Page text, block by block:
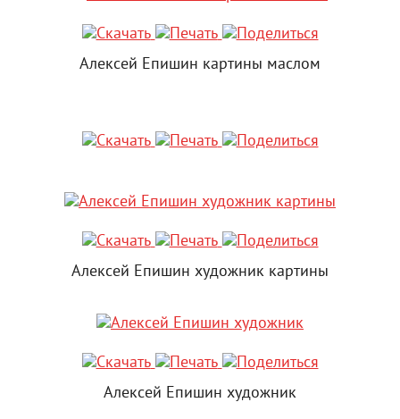
Алексей Епишин картины маслом
Алексей Епишин художник картины
Алексей Епишин художник